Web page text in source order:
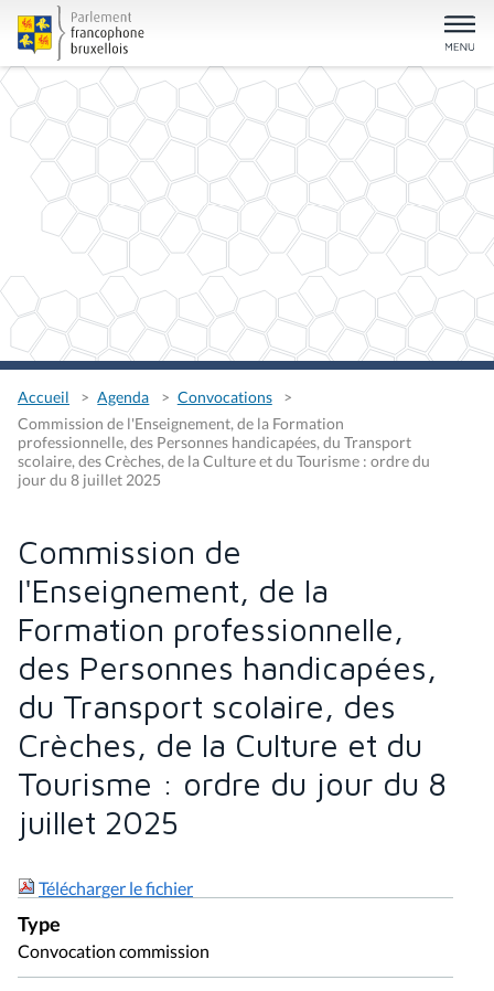
Accueil Agenda
Convocations
Commission de l'Enseignement, de la Formation
professionnelle, des Personnes handicapées, du Transport
scolaire, des Crèches, de la Culture et du Tourisme : ordre du
jour du 8 juillet 2025
Commission de
l'Enseignement, de la
Formation professionnelle,
des Personnes handicapées,
du Transport scolaire, des
Crèches, de la Culture et du
Tourisme : ordre du jour du 8
juillet 2025
Télécharger le fichier
Type
Convocation commission